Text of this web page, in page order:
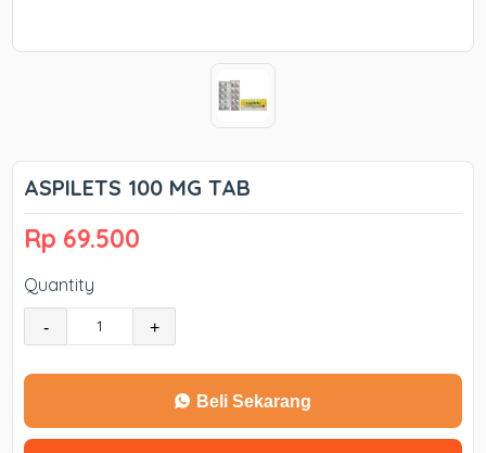
ASPILETS 100 MG TAB
Rp 69.500
Quantity
- +
Beli Sekarang